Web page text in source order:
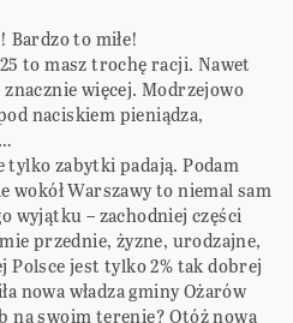
Bardzo to miłe!
to masz trochę racji. Nawet
więcej. Modrzejowo
naciskiem pieniądza,
tylko zabytki padają. Podam
wokół Warszawy to niemal sam
wyjątku – zachodniej części
przednie, żyzne, urodzajne,
Polsce jest tylko 2% tak dobrej
nowa władza gminy Ożarów
na swoim terenie? Otóż nowa